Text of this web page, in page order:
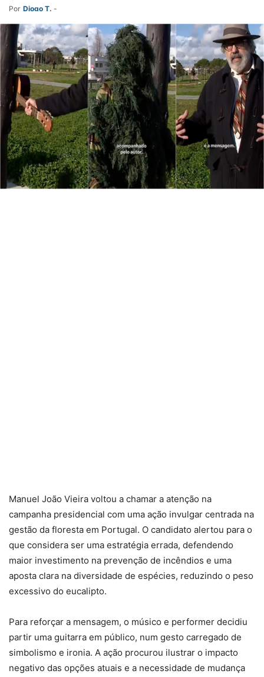
Por Diogo T. -
Manuel João Vieira voltou a chamar a atenção na
campanha presidencial com uma ação invulgar centrada na
gestão da floresta em Portugal. O candidato alertou para o
que considera ser uma estratégia errada, defendendo
maior investimento na prevenção de incêndios e uma
aposta clara na diversidade de espécies, reduzindo o peso
excessivo do eucalipto.
Para reforçar a mensagem, o músico e performer decidiu
partir uma guitarra em público, num gesto carregado de
simbolismo e ironia. A ação procurou ilustrar o impacto
negativo das opções atuais e a necessidade de mudança